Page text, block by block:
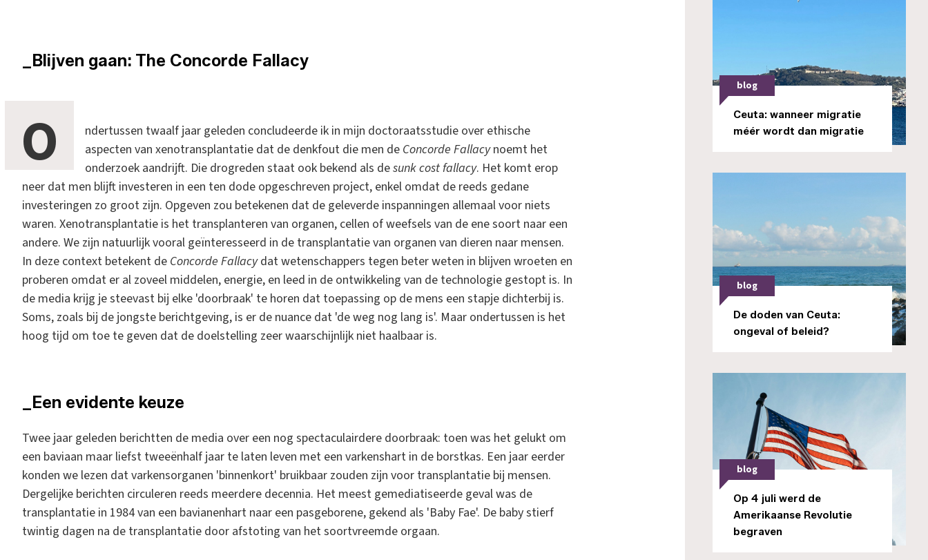
_Blijven gaan: The Concorde Fallacy
O
ndertussen twaalf jaar geleden concludeerde ik in mijn doctoraatsstudie over ethische
aspecten van xenotransplantatie dat de denkfout die men de Concorde Fallacynoemt het
onderzoek aandrijft. Die drogreden staat ook bekend als desunk cost fallacy. Het komt erop
neer dat men blijft investeren in een ten dode opgeschreven project, enkel omdat de reeds gedane
investeringen zo groot zijn. Opgeven zou betekenen dat de geleverde inspanningen allemaal voor niets
waren. Xenotransplantatie is het transplanteren van organen, cellen of weefsels van de ene soort naar een
andere. We zijn natuurlijk vooral geïnteresseerd in de transplantatie van organen van dieren naar mensen.
In deze context betekent de Concorde Fallacydat wetenschappers tegen beter weten in blijven wroeten en
proberen omdat er al zoveel middelen, energie, en leed in de ontwikkeling van de technologie gestopt is. In
de media krijg je steevast bij elke 'doorbraak' te horen dat toepassing op de mens een stapje dichterbij is.
Soms, zoals bij de jongste berichtgeving, is er de nuance dat 'de weg nog lang is'. Maar ondertussen is het
hoog tijd om toe te geven dat de doelstelling zeer waarschijnlijk niet haalbaar is.
_Een evidente keuze
Twee jaar geleden berichtten de media over een nog spectaculairdere doorbraak: toen was het gelukt om
een baviaan maar liefst tweeënhalf jaar te laten leven met een varkenshart in de borstkas. Een jaar eerder
konden we lezen dat varkensorganen 'binnenkort' bruikbaar zouden zijn voor transplantatie bij mensen.
Dergelijke berichten circuleren reeds meerdere decennia. Het meest gemediatiseerde geval was de
transplantatie in 1984 van een bavianenhart naar een pasgeborene, gekend als 'Baby Fae'. De baby stierf
twintig dagen na de transplantatie door afstoting van het soortvreemde orgaan.
blog
Ceuta: wanneer migratie
méér wordt dan migratie
blog
De doden van Ceuta:
ongeval of beleid?
blog
Op 4 juli werd de
Amerikaanse Revolutie
begraven